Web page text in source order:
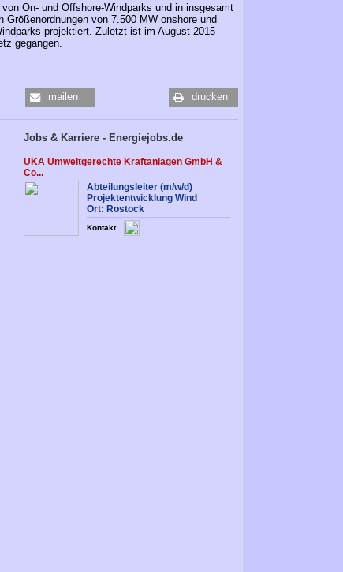
On- und Offshore-Windparks und in insgesamt
Größenordnungen von 7.500 MW onshore und
projektiert. Zuletzt ist im August 2015
gegangen.
mailen drucken
Jobs & Karriere - Energiejobs.de
UKA Umweltgerechte Kraftanlagen GmbH &
Co...
Abteilungsleiter (m/w/d)
Projektentwicklung Wind
Ort: Rostock
Kontakt